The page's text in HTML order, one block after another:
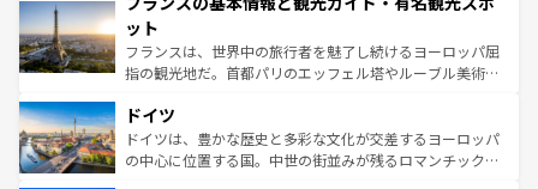
なお、新着のイタリア情報は
しい。
れる闘牛、そして美味しいタパスが生活の一部となってい
る。首都マドリードの洗練された雰囲気や、バルセロナの
アートに溢れた街角から、地方では古代ローマ遺跡や中世
せる。地方によって風土や気候が異なるスペインはその個
性で訪れる人を魅了する。 なお、新着のスペイン情報は コ
ンテンツ一覧を参照してほしい。
ット
フランスは、世界中の旅行者を魅了し続けるヨーロッパ屈
指の観光地だ。首都パリのエッフェル塔やルーブル美術館
で、幅広い魅力が詰まっている。華麗な宮殿、歴史的な大
聖堂、美しいビーチ、そして豊かな自然が、訪れる者を心
から魅了する。また、フランスは美食の国としても知ら
ドイツ
ドイツは、豊かな歴史と多彩な文化が交差するヨーロッパ
の中心に位置する国。中世の街並みが残るロマンチック街